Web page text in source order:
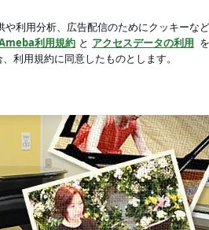
ーン・ピアノ教室【エモーション】